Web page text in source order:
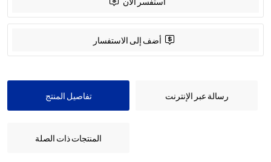
أضف إلى الاستفسار
تفاصيل المنتج رسالة عبر الإنترنت
المنتجات ذات الصلة